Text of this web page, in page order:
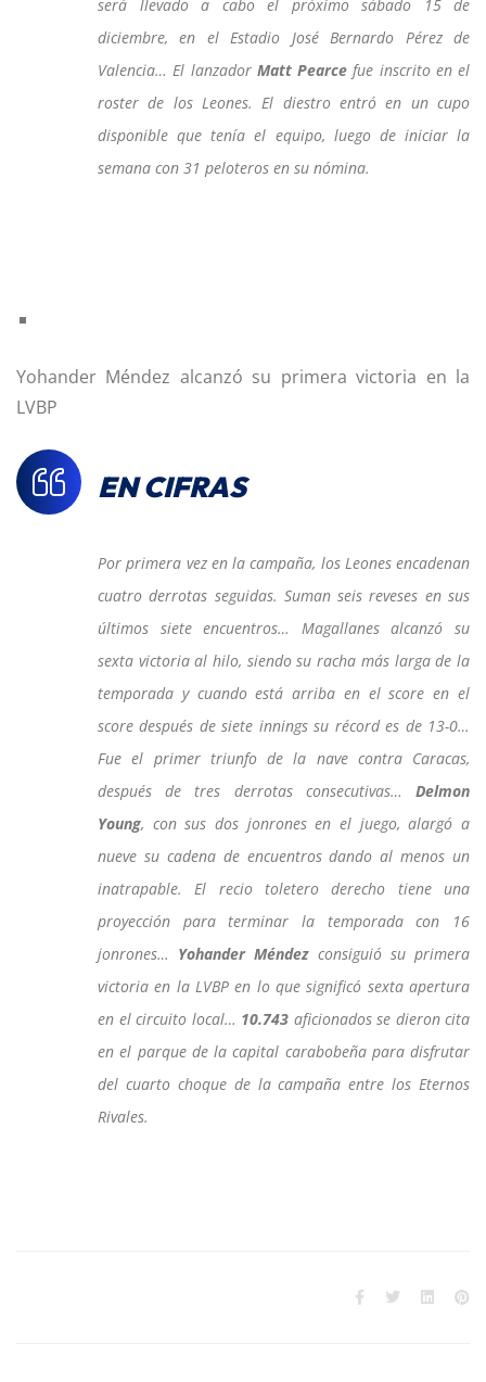
será llevado a cabo el próximo sábado 15 de
diciembre, en el Estadio José Bernardo Pérez de
Valencia… El lanzador Matt Pearce fue inscrito en el
roster de los Leones. El diestro entró en un cupo
disponible que tenía el equipo, luego de iniciar la
semana con 31 peloteros en su nómina.
Yohander Méndez alcanzó su primera victoria en la
LVBP
EN CIFRAS
Por primera vez en la campaña, los Leones encadenan
cuatro derrotas seguidas. Suman seis reveses en sus
últimos siete encuentros… Magallanes alcanzó su
sexta victoria al hilo, siendo su racha más larga de la
temporada y cuando está arriba en el score en el
score después de siete innings su récord es de 13-0…
Fue el primer triunfo de la nave contra Caracas,
después de tres derrotas consecutivas… Delmon
Young, con sus dos jonrones en el juego, alargó a
nueve su cadena de encuentros dando al menos un
inatrapable. El recio toletero derecho tiene una
proyección para terminar la temporada con 16
jonrones… Yohander Méndezconsiguió su primera
victoria en la LVBP en lo que significó sexta apertura
en el circuito local… 10.743 aficionados se dieron cita
en el parque de la capital carabobeña para disfrutar
del cuarto choque de la campaña entre los Eternos
Rivales.